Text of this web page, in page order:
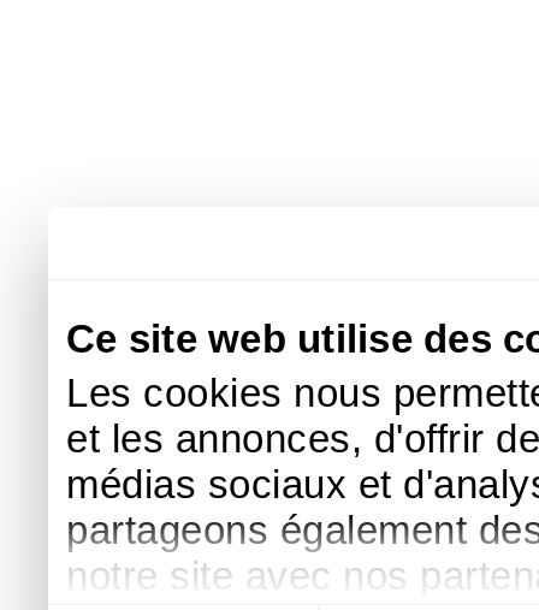
Ce site web utilise des
Les cookies nous
et les annonces, d'offrir
médias sociaux et
partageons également
notre site avec nos